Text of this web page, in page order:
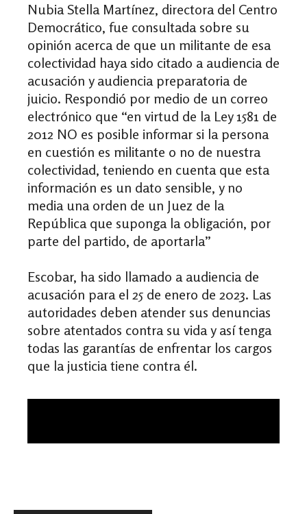
Nubia Stella Martínez, directora del Centro
Democrático, fue consultada sobre su
opinión acerca de que un militante de esa
colectividad haya sido citado a audiencia de
acusación y audiencia preparatoria de
juicio. Respondió por medio de un correo
electrónico que “en virtud de la Ley 1581 de
2012 NO es posible informar si la persona
en cuestión es militante o no de nuestra
colectividad, teniendo en cuenta que esta
información es un dato sensible, y no
media una orden de un Juez de la
República que suponga la obligación, por
parte del partido, de aportarla”
Escobar, ha sido llamado a audiencia de
acusación para el 25 de enero de 2023. Las
autoridades deben atender sus denuncias
sobre atentados contra su vida y así tenga
todas las garantías de enfrentar los cargos
que la justicia tiene contra él.